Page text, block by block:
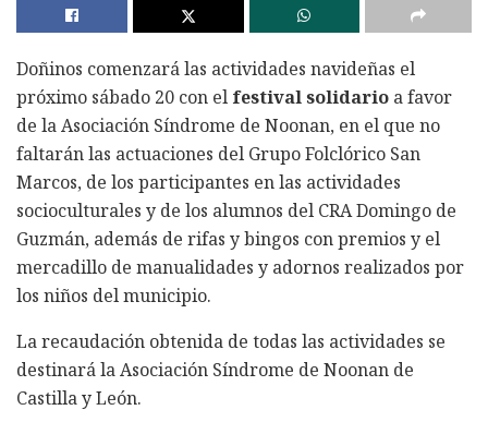
Doñinos comenzará las actividades navideñas el
próximo sábado 20 con el festival solidario a favor
de la Asociación Síndrome de Noonan, en el que no
faltarán las actuaciones del Grupo Folclórico San
Marcos, de los participantes en las actividades
socioculturales y de los alumnos del CRA Domingo de
Guzmán, además de rifas y bingos con premios y el
mercadillo de manualidades y adornos realizados por
los niños del municipio.
La recaudación obtenida de todas las actividades se
destinará la Asociación Síndrome de Noonan de
Castilla y León.